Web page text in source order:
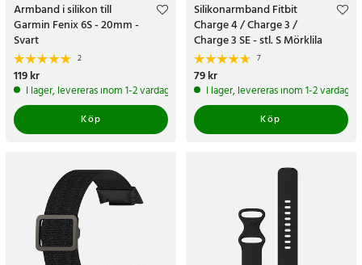
Armband i silikon till
Garmin Fenix 6S - 20mm -
Svart
2
Pris:119 kr
119 kr
I lager, levereras inom 1-2 vardagar
Köp
Silikonarmband Fitbit
Charge 4 / Charge 3 /
Charge 3 SE - stl. S Mörklila
7
Pris:
79 kr
I lager, levereras inom 1-2 vardagar
Köp